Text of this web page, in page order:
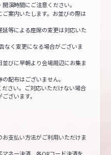
演時間にご注意ください。
案内いたします。お並びの際は
等による座席の変更は対応いた
く変更になる場合がございま
びに早朝より会場周辺にお集ま
配布はございません。
さい。ご対応いただけない場合
ざいます。
支払い方法がご利用いただけま